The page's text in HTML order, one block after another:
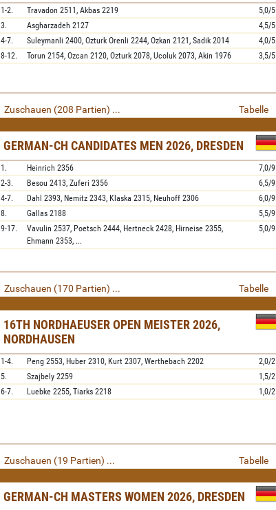
1-2. Travadon 2511, Akbas 2219
5,0/5
3.
Asgharzadeh 2127
4,5/5
4-7.
Suleymanli 2400, Ozturk Orenli 2244, Ozkan 2121, Sadik 2014
4,0/5
8-12.
Torun 2154, Ozcan 2120, Ozturk 2078, Ucoluk 2073, Akin 1976 3,5/5
Zuschauen (208 Partien) ... Tabelle
GERMAN-CH CANDIDATES MEN 2026, DRESDEN
1. Heinrich 2356
7,0/9
2-3.
Besou 2413, Zuferi 2356
6,5/9
4-7.
Dahl 2393, Nemitz 2343, Klaska 2315, Neuhoff 2306
6,0/9
8.
Gallas 2188
5,5/9
9-17.
Vavulin 2537, Poetsch 2444, Hertneck 2428, Hirneise 2355,
Ehmann 2353, ...
5,0/9
Zuschauen (170 Partien) ... Tabelle
16TH NORDHAEUSER OPEN MEISTER 2026,
NORDHAUSEN
1-4. Peng 2553, Huber 2310, Kurt 2307, Werthebach 2202
2,0/2
5.
Szajbely 2259
1,5/2
6-7.
Luebke 2255, Tiarks 2218 1,0/2
Zuschauen (19 Partien) ... Tabelle
GERMAN-CH MASTERS WOMEN 2026, DRESDEN